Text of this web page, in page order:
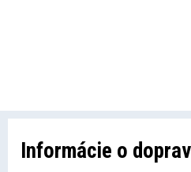
Informácie o